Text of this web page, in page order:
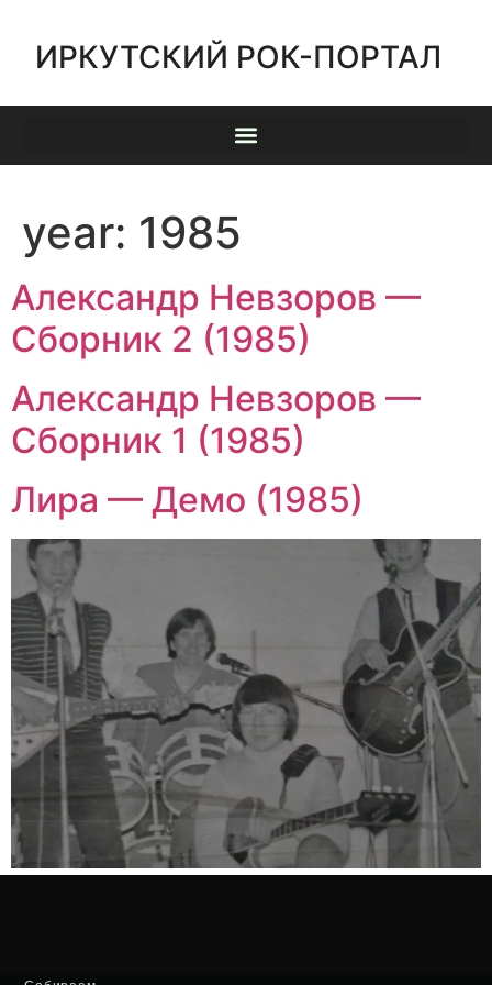
ИРКУТСКИЙ РОК-ПОРТАЛ
year: 1985
Александр Невзоров —
Сборник 2 (1985)
Александр Невзоров —
Сборник 1 (1985)
Лира — Демо (1985)